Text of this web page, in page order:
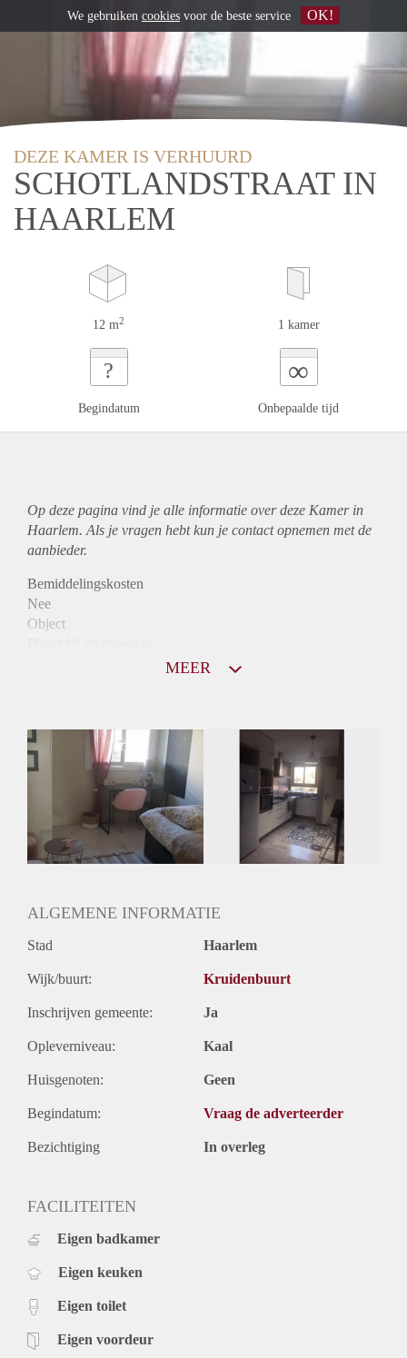
DEZE KAMER IS VERHUURD
SCHOTLANDSTRAAT IN
HAARLEM
12 m2 1 kamer
?
Begindatum
∞
Onbepaalde tijd
Op deze pagina vind je alle informatie over deze Kamer in
Haarlem. Als je vragen hebt kun je contact opnemen met de
aanbieder.
Bemiddelingskosten
Nee
Object
Huurtoeslag
Niet mogelijk
Huurtermijn
Onbepaalde termijn
Oplevering
MEER
ALGEMENE INFORMATIE
Stad Haarlem
Wijk/buurt: Kruidenbuurt
Inschrijven gemeente: Ja
Opleverniveau: Kaal
Huisgenoten: Geen
Begindatum: Vraag de adverteerder
Bezichtiging In overleg
FACILITEITEN
Eigen badkamer
Eigen keuken
Eigen toilet
Eigen voordeur
We gebruiken cookies voor de beste service OK!